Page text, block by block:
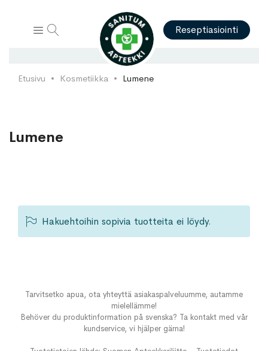
Reseptiasiointi
Etusivu Kosmetiikka Lumene
Lumene
Hakuehtoihin sopivia tuotteita ei löydy.
Tarvitsetko apua, ota yhteyttä asiakaspalveluumme, autamme
mielellämme!
Behöver du produktinformation på svenska? Ta kontakt med vår
kundservice, vi hjälper gärna!